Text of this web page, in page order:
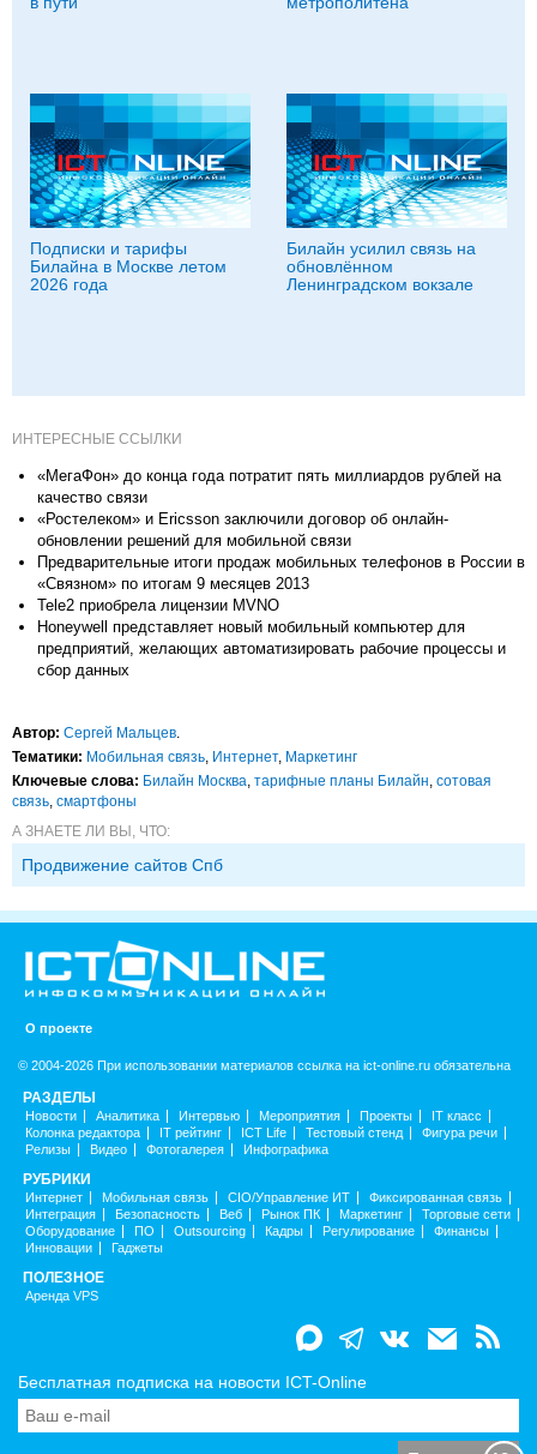
Подписки и тарифы
Билайна в Москве летом
2026 года
Билайн усилил связь на
обновлённом
Ленинградском вокзале
ИНТЕРЕСНЫЕ ССЫЛКИ
«МегаФон» до конца года потратит пять миллиардов рублей на
качество связи
«Ростелеком» и Ericsson заключили договор об онлайн-
обновлении решений для мобильной связи
Предварительные итоги продаж мобильных телефонов в России в
«Связном» по итогам 9 месяцев 2013
Tele2 приобрела лицензии MVNO
Honeywell представляет новый мобильный компьютер для
предприятий, желающих автоматизировать рабочие процессы и
сбор данных
Автор: Сергей Мальцев
Тематики: Мобильная связь Интернет, Маркетинг
Ключевые слова: Билайн Москва тарифные планы Билайн сотовая
связь смартфоны
А ЗНАЕТЕ ЛИ ВЫ, ЧТО:
Продвижение сайтов Спб
О проекте
© 2004-2026 При использовании материалов ссылка на ict-online.ru обязательна
РАЗДЕЛЫ
Новости Аналитика Интервью Мероприятия Проекты
IT класс
Колонка редактора
IT рейтинг ICT Life Тестовый стенд
Фигура речи
Релизы
Видео Фотогалерея Инфографика
РУБРИКИ
Интернет Мобильная связь CIO/Управление ИТ
Фиксированная связь
Интеграция
Безопасность Веб Рынок ПК Маркетинг
Торговые сети
Оборудование
ПО Outsourcing Кадры Регулирование
Финансы
Инновации
Гаджеты
ПОЛЕЗНОЕ
Аренда VPS
Бесплатная подписка на новости ICT-Online